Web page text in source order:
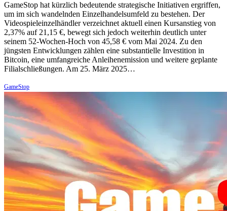
GameStop hat kürzlich bedeutende strategische Initiativen ergriffen,
um im sich wandelnden Einzelhandelsumfeld zu bestehen. Der
Videospieleinzelhändler verzeichnet aktuell einen Kursanstieg von
2,37% auf 21,15 €, bewegt sich jedoch weiterhin deutlich unter
seinem 52-Wochen-Hoch von 45,58 € vom Mai 2024. Zu den
jüngsten Entwicklungen zählen eine substantielle Investition in
Bitcoin, eine umfangreiche Anleihenemission und weitere geplante
Filialschließungen. Am 25. März 2025…
GameStop